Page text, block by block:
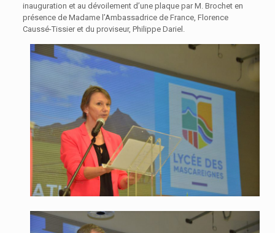
inauguration et au dévoilement d’une plaque par M. Brochet en
présence de Madame l’Ambassadrice de France, Florence
Caussé-Tissier et du proviseur, Philippe Dariel.